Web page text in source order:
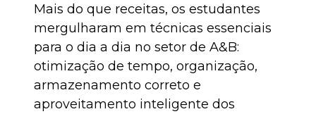
Mais do que receitas, os estudantes
mergulharam em técnicas essenciais
para o dia a dia no setor de A&B:
otimização de tempo, organização,
armazenamento correto e
aproveitamento inteligente dos